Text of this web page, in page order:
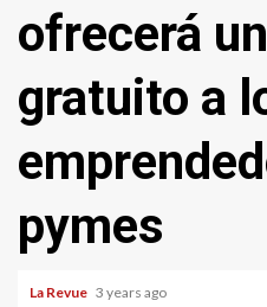
ofrecerá
gratuito a
pymes
La Revue 3 years ago